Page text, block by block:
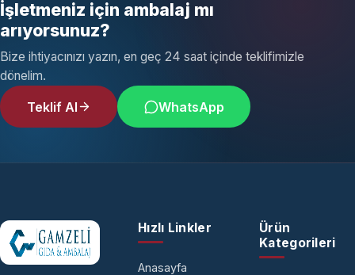
İşletmeniz için ambalaj mı
arıyorsunuz?
Bize ihtiyacınızı yazın, en geç 24 saat içinde teklifimizle
dönelim.
Teklif Al WhatsApp
Hızlı Linkler
Anasayfa
Ürün
Kategorileri